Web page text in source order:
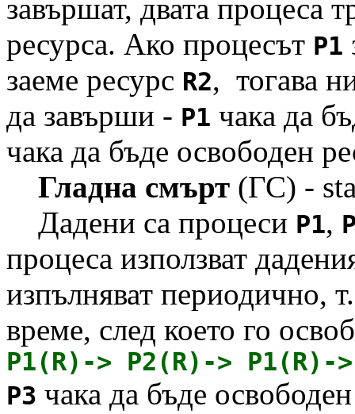
завършат, двата процеса
ресурса. Ако процесът P1
заеме ресурс R2, тогава
да завърши - P1 чака да
чака да бъде освободен
Гладна смърт (ГС) -
Дадени са процеси P1,
процеса използват
изпълняват периодично,
време, след което го
P1(R)-> P2(R)->
P3 чака да бъде